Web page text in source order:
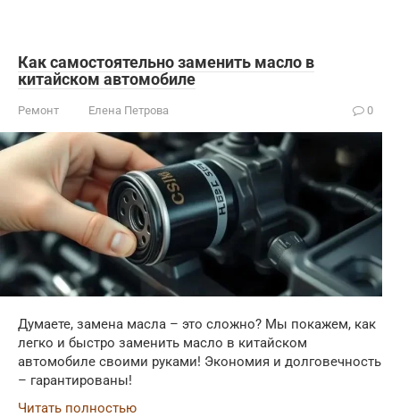
Как самостоятельно заменить масло в
китайском автомобиле
Ремонт Елена Петрова 0
Думаете, замена масла – это сложно? Мы покажем, как
легко и быстро заменить масло в китайском
автомобиле своими руками! Экономия и долговечность
– гарантированы!
Читать полностью